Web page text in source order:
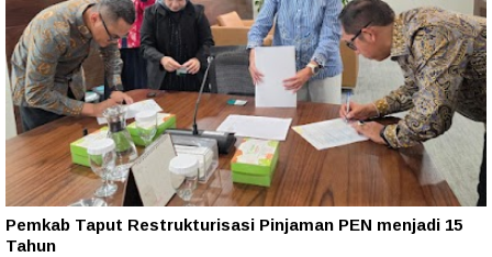
Pemkab Taput Restrukturisasi Pinjaman PEN menjadi 15
Tahun‎